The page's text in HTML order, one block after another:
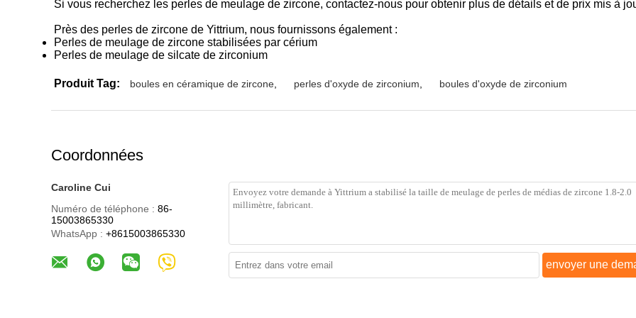
Si vous recherchez les perles de meulage de zircone, contactez-nous pour obtenir plus de détails et de prix mis à
Près des perles de zircone de Yittrium, nous fournissons également :
Perles de meulage de zircone stabilisées par cérium
Perles de meulage de silcate de zirconium
Produit Tag: boules en céramique de zircone perles d'oxyde de zirconium boules d'oxyde de zirconium
Coordonnées
Caroline Cui
Numéro de téléphone : 86-
15003865330
WhatsApp : +8615003865330
envoyer une